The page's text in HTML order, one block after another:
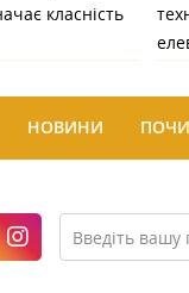
класність
НОВИНИ